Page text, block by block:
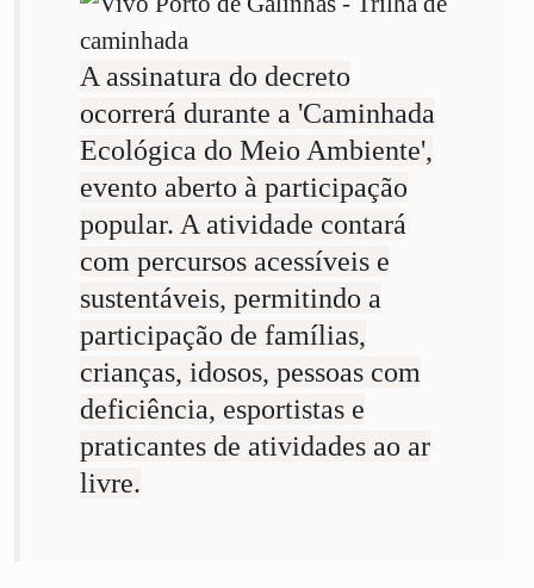
A assinatura do decreto
ocorrerá durante a 'Caminhada
Ecológica do Meio Ambiente',
evento aberto à participação
popular. A atividade contará
com percursos acessíveis e
sustentáveis, permitindo a
participação de famílias,
crianças, idosos, pessoas com
deficiência, esportistas e
praticantes de atividades ao ar
livre.